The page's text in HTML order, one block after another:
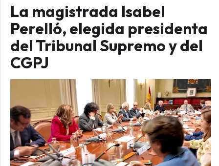
La magistrada Isabel
Perelló, elegida presidenta
del Tribunal Supremo y del
CGPJ